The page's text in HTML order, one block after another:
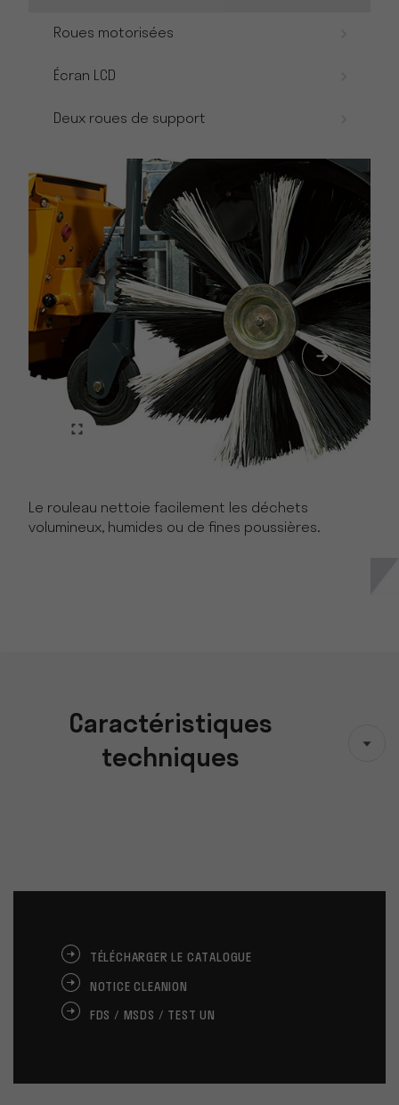
Roues motorisées
Écran LCD
Deux roues de support
Le rouleau nettoie facilement les déchets
volumineux, humides ou de fines poussières.
Caractéristiques
techniques
TÉLÉCHARGER LE CATALOGUE
NOTICE CLEANION
FDS / MSDS / TEST UN